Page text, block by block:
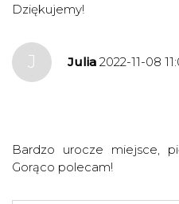
Dziękujemy!
J Julia 2022-11-08
Bardzo urocze miejsce,
Gorąco polecam!